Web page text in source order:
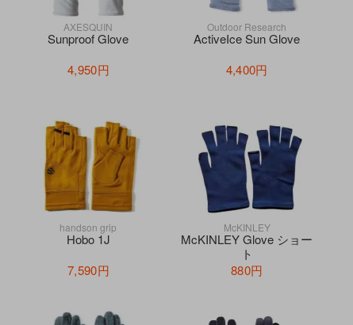
AXESQUIN
Sunproof Glove
4,950円
Outdoor Research
ActiveIce Sun Glove
4,400円
handson grip
Hobo 1J
7,590円
McKINLEY
McKINLEY Glove ショー
ト
880円